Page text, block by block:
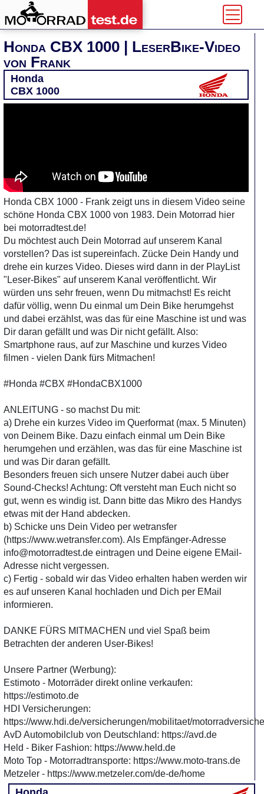
Honda CBX 1000 | LeserBike-Video
von Frank
Honda
CBX 1000
Honda CBX 1000 - Frank zeigt uns in diesem Video seine
schöne Honda CBX 1000 von 1983. Dein Motorrad hier
bei motorradtest.de!
Du möchtest auch Dein Motorrad auf unserem Kanal
vorstellen? Das ist supereinfach. Zücke Dein Handy und
drehe ein kurzes Video. Dieses wird dann in der PlayList
"Leser-Bikes" auf unserem Kanal veröffentlicht. Wir
würden uns sehr freuen, wenn Du mitmachst! Es reicht
dafür völlig, wenn Du einmal um Dein Bike herumgehst
und dabei erzählst, was das für eine Maschine ist und was
Dir daran gefällt und was Dir nicht gefällt. Also:
Smartphone raus, auf zur Maschine und kurzes Video
filmen - vielen Dank fürs Mitmachen!
#Honda #CBX #HondaCBX1000
ANLEITUNG - so machst Du mit:
a) Drehe ein kurzes Video im Querformat (max. 5 Minuten)
von Deinem Bike. Dazu einfach einmal um Dein Bike
herumgehen und erzählen, was das für eine Maschine ist
und was Dir daran gefällt.
Besonders freuen sich unsere Nutzer dabei auch über
Sound-Checks! Achtung: Oft versteht man Euch nicht so
gut, wenn es windig ist. Dann bitte das Mikro des Handys
etwas mit der Hand abdecken.
b) Schicke uns Dein Video per wetransfer
(https://www.wetransfer.com). Als Empfänger-Adresse
info@motorradtest.de eintragen und Deine eigene EMail-
Adresse nicht vergessen.
c) Fertig - sobald wir das Video erhalten haben werden wir
es auf unseren Kanal hochladen und Dich per EMail
informieren.
DANKE FÜRS MITMACHEN und viel Spaß beim
Betrachten der anderen User-Bikes!
Unsere Partner (Werbung):
Estimoto - Motorräder direkt online verkaufen:
https://estimoto.de
HDI Versicherungen:
https://www.hdi.de/versicherungen/mobilitaet/
AvD Automobilclub von Deutschland: https://avd.de
Held - Biker Fashion: https://www.held.de
Moto Top - Motorradtransporte: https://www.moto-trans.de
Metzeler - https://www.metzeler.com/de-de/home